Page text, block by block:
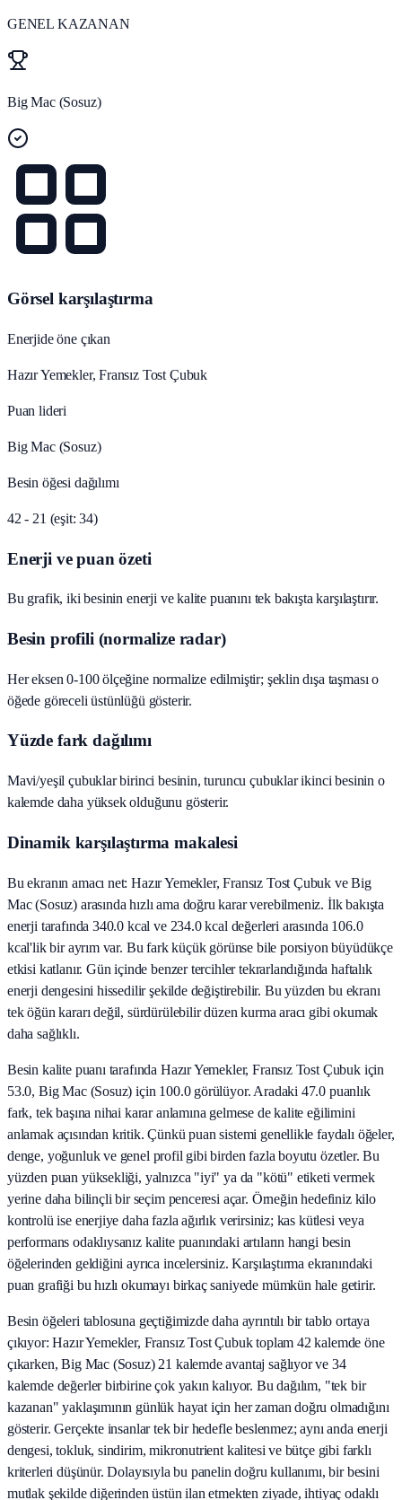
GENEL KAZANAN
Big Mac (Sosuz)
Görsel karşılaştırma
Enerjide öne çıkan
Hazır Yemekler, Fransız Tost Çubuk
Puan lideri
Big Mac (Sosuz)
Besin öğesi dağılımı
42 - 21 (eşit: 34)
Enerji ve puan özeti
Bu grafik, iki besinin enerji ve kalite puanını tek bakışta karşılaştırır.
Besin profili (normalize radar)
Her eksen 0-100 ölçeğine normalize edilmiştir; şeklin dışa taşması o
öğede göreceli üstünlüğü gösterir.
Yüzde fark dağılımı
Mavi/yeşil çubuklar birinci besinin, turuncu çubuklar ikinci besinin o
kalemde daha yüksek olduğunu gösterir.
Dinamik karşılaştırma makalesi
Bu ekranın amacı net: Hazır Yemekler, Fransız Tost Çubuk ve Big
Mac (Sosuz) arasında hızlı ama doğru karar verebilmeniz. İlk bakışta
enerji tarafında 340.0 kcal ve 234.0 kcal değerleri arasında 106.0
kcal'lik bir ayrım var. Bu fark küçük görünse bile porsiyon büyüdükçe
etkisi katlanır. Gün içinde benzer tercihler tekrarlandığında haftalık
enerji dengesini hissedilir şekilde değiştirebilir. Bu yüzden bu ekranı
tek öğün kararı değil, sürdürülebilir düzen kurma aracı gibi okumak
daha sağlıklı.
Besin kalite puanı tarafında Hazır Yemekler, Fransız Tost Çubuk için
53.0, Big Mac (Sosuz) için 100.0 görülüyor. Aradaki 47.0 puanlık
fark, tek başına nihai karar anlamına gelmese de kalite eğilimini
anlamak açısından kritik. Çünkü puan sistemi genellikle faydalı öğeler,
denge, yoğunluk ve genel profil gibi birden fazla boyutu özetler. Bu
yüzden puan yüksekliği, yalnızca "iyi" ya da "kötü" etiketi vermek
yerine daha bilinçli bir seçim penceresi açar. Örneğin hedefiniz kilo
kontrolü ise enerjiye daha fazla ağırlık verirsiniz; kas kütlesi veya
performans odaklıysanız kalite puanındaki artıların hangi besin
öğelerinden geldiğini ayrıca incelersiniz. Karşılaştırma ekranındaki
puan grafiği bu hızlı okumayı birkaç saniyede mümkün hale getirir.
Besin öğeleri tablosuna geçtiğimizde daha ayrıntılı bir tablo ortaya
çıkıyor: Hazır Yemekler, Fransız Tost Çubuk toplam 42 kalemde öne
çıkarken, Big Mac (Sosuz) 21 kalemde avantaj sağlıyor ve 34
kalemde değerler birbirine çok yakın kalıyor. Bu dağılım, "tek bir
kazanan" yaklaşımının günlük hayat için her zaman doğru olmadığını
gösterir. Gerçekte insanlar tek bir hedefle beslenmez; aynı anda enerji
dengesi, tokluk, sindirim, mikronutrient kalitesi ve bütçe gibi farklı
kriterleri düşünür. Dolayısıyla bu panelin doğru kullanımı, bir besini
mutlak şekilde diğerinden üstün ilan etmekten ziyade, ihtiyaç odaklı